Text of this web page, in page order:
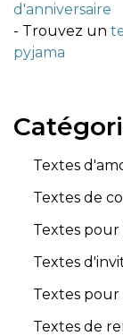
d'anniversaire
- Trouvez un
pyjama
Textes
Textes de
Textes pour
Textes
Textes pour
Textes de